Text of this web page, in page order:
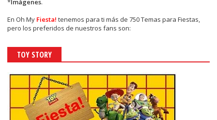
*Imágenes.
En Oh My Fiesta! tenemos para ti más de 750 Temas para Fiestas,
pero los preferidos de nuestros fans son:
TOY STORY